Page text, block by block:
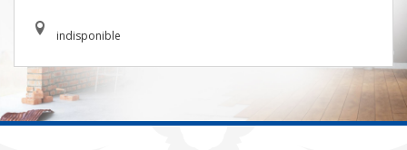
indisponible